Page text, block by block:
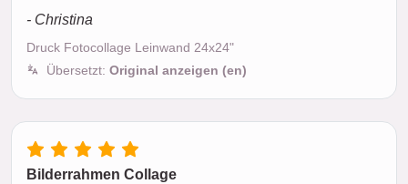
- Christina
Druck Fotocollage Leinwand 24x24"
Übersetzt: Original anzeigen (en)
Bilderrahmen Collage